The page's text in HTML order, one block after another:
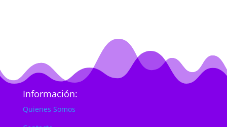
Información:
Quienes Somos